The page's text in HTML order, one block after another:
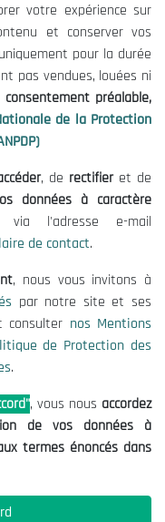
votre expérience sur
et conserver vos
pour la durée
pas vendues, louées ni
préalable,
de la Protection
, de rectifieret de
données à caractère
l'adresse e-mail
de contact.
, nous vous invitons à
par notre site et ses
consulter nos Mentions
de Protection des
.
, vous nous accordez
de vos données à
termes énoncés dans